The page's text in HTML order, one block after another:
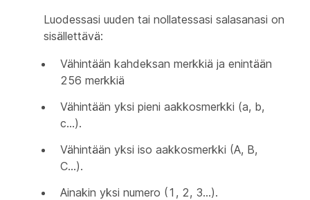
Luodessasi uuden tai nollatessasi salasanasi on
sisällettävä:
Vähintään kahdeksan merkkiä ja enintään
256 merkkiä
Vähintään yksi pieni aakkosmerkki (a, b,
c...).
Vähintään yksi iso aakkosmerkki (A, B,
C...).
Ainakin yksi numero (1, 2, 3...).